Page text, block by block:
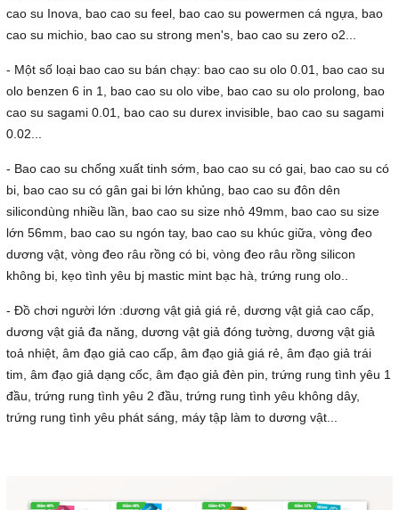
cao su Inova, bao cao su feel, bao cao su powermen cá ngựa, bao
cao su michio, bao cao su strong men's, bao cao su zero o2...
- Một số loại bao cao su bán chạy: bao cao su olo 0.01, bao cao su
olo benzen 6 in 1, bao cao su olo vibe, bao cao su olo prolong, bao
cao su sagami 0.01, bao cao su durex invisible, bao cao su sagami
0.02...
- Bao cao su chống xuất tinh sớm, bao cao su có gai, bao cao su có
bi, bao cao su có gân gai bi lớn khủng, bao cao su đôn dên
silicondùng nhiều lần, bao cao su size nhỏ 49mm, bao cao su size
lớn 56mm, bao cao su ngón tay, bao cao su khúc giữa, vòng đeo
dương vật, vòng đeo râu rồng có bi, vòng đeo râu rồng silicon
không bi, kẹo tình yêu bj mastic mint bạc hà, trứng rung olo..
- Đồ chơi người lớn :dương vật giả giá rẻ, dương vật giả cao cấp,
dương vật giả đa năng, dương vật giả đóng tường, dương vật giả
toả nhiệt, âm đạo giả cao cấp, âm đạo giả giá rẻ, âm đạo giả trái
tim, âm đạo giả dạng cốc, âm đạo giả đèn pin, trứng rung tình yêu 1
đầu, trứng rung tình yêu 2 đầu, trứng rung tình yêu không dây,
trứng rung tình yêu phát sáng, máy tập làm to dương vật...